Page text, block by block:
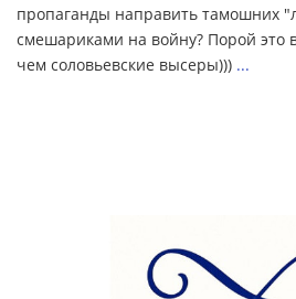
пропаганды направить тамошних
смешариками на войну? Порой это
чем соловьевские высеры))) ...